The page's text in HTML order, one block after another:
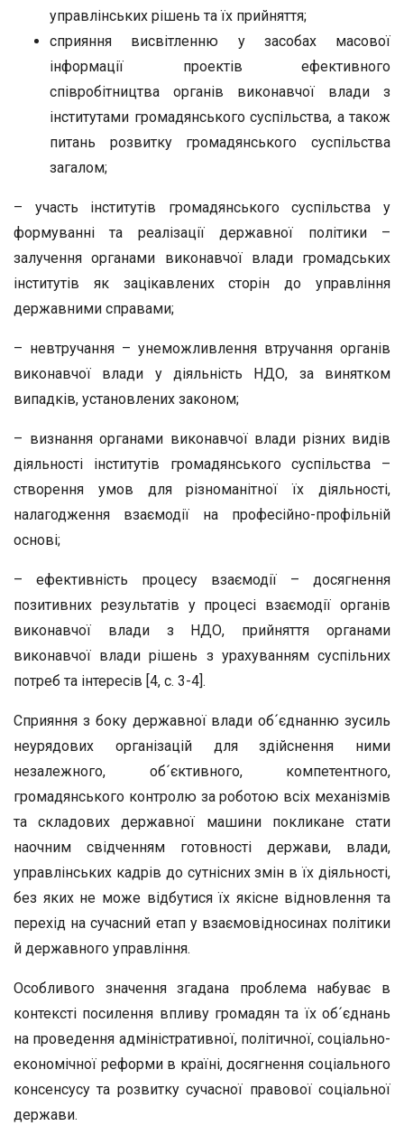
управлінських рішень та їх прийняття;
сприяння висвітленню у засобах масової
інформації проектів ефективного
співробітництва органів виконавчої влади з
інститутами громадянського суспільства, а також
питань розвитку громадянського суспільства
загалом;
– участь інститутів громадянського суспільства у
формуванні та реалізації державної політики –
залучення органами виконавчої влади громадських
інститутів як зацікавлених сторін до управління
державними справами;
– невтручання – унеможливлення втручання органів
виконавчої влади у діяльність НДО, за винятком
випадків, установлених законом;
– визнання органами виконавчої влади різних видів
діяльності інститутів громадянського суспільства –
створення умов для різноманітної їх діяльності,
налагодження взаємодії на професійно-профільній
основі;
– ефективність процесу взаємодії – досягнення
позитивних результатів у процесі взаємодії органів
виконавчої влади з НДО, прийняття органами
виконавчої влади рішень з урахуванням суспільних
потреб та інтересів [4, с. 3-4].
Сприяння з боку державної влади об´єднанню зусиль
неурядових організацій для здійснення ними
незалежного, об´єктивного, компетентного,
громадянського контролю за роботою всіх механізмів
та складових державної машини покликане стати
наочним свідченням готовності держави, влади,
управлінських кадрів до сутнісних змін в їх діяльності,
без яких не може відбутися їх якісне відновлення та
перехід на сучасний етап у взаємовідносинах політики
й державного управління.
Особливого значення згадана проблема набуває в
контексті посилення впливу громадян та їх об´єднань
на проведення адміністративної, політичної, соціально-
економічної реформи в країні, досягнення соціального
консенсусу та розвитку сучасної правової соціальної
держави.